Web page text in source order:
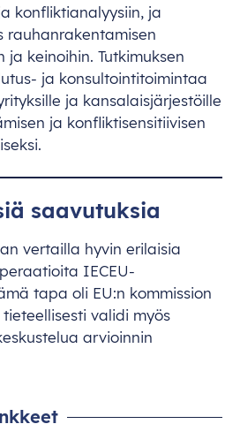
konfliktianalyysiin, ja
rauhanrakentamisen
ja keinoihin. Tutkimuksen
ja konsultointitoimintaa
ja kansalaisjärjestöille
ja konfliktisensitiivisen
saavutuksia
vertailla hyvin erilaisia
IECEU-
tapa oli EU:n kommission
validi myös
arvioinnin